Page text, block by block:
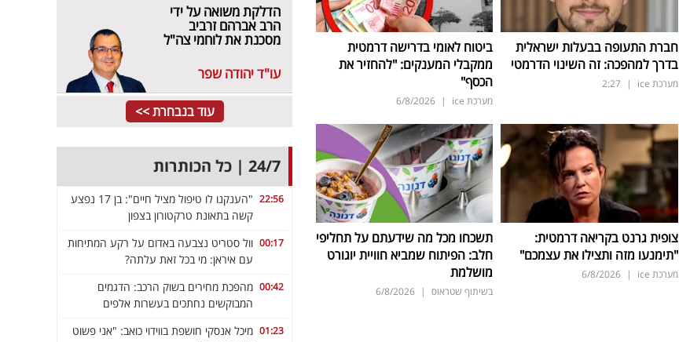
חברת התעופה בבעלות ישראלית
בדרך למהפכה: זה השינוי הדרמטי
מערכת ice |
2:27
ביטוח לאומי בדרישה דרמטית
ממקבלי המענקים: "להחזיר את
הכסף"
מערכת ice |
6/8/2026
צופית גרנט בקריאה דרמטית:
"תימנעו מזה ותצילו את עצמכם"
מערכת ice |
6/8/2026
תשכחו מכל מה שידעתם על תחליפי
חלב: הפיתוח שמביא חוויית יוגורט
מושלמת
בשיתוף שטראוס |
6/8/2026
הדלקת משואה על ידי
הרב אברהם זרביב
מסכנת את לוחמי צה"ל
עו"ד יהודה שפר
עוד בנבחרת >>
24/7 | כל הכותרות
22:56
"הענקנו לו טיפול מציל חיים": בן 17 נפצע
קשה בתאונת טרקטורון בצפון
00:17 וול סטריט נצבעה באדום על רקע המתיחות
עם איראן: מי בכל זאת עלתה?
00:42 מהפכת מחירים בשוק הרכב: הדגמים
המבוקשים נחתכים בעשרות אלפים
01:23 מיכל אנסקי חושפת בווידוי כואב: "אני פשוט